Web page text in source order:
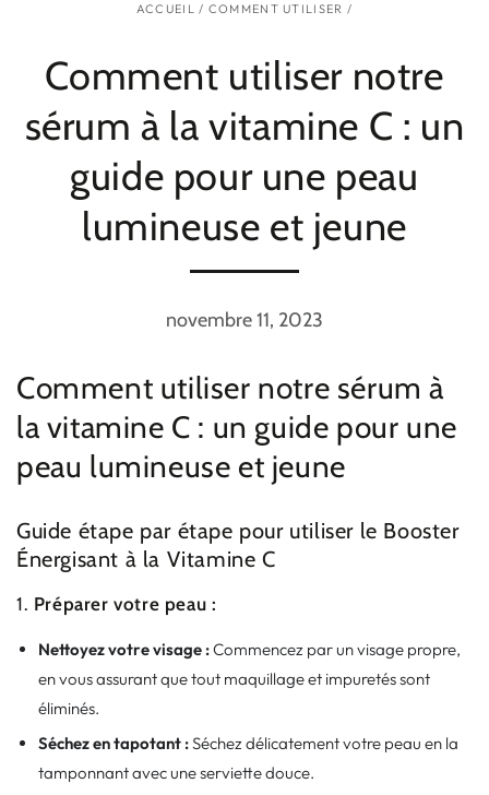
ACCUEIL / COMMENT UTILISER /
Comment utiliser notre
sérum à la vitamine C : un
guide pour une peau
lumineuse et jeune
novembre 11, 2023
Comment utiliser notre sérum à
la vitamine C : un guide pour une
peau lumineuse et jeune
Guide étape par étape pour utiliser le Booster
Énergisant à la Vitamine C
1. Préparer votre peau :
Nettoyez votre visage :Commencez par un visage propre,
en vous assurant que tout maquillage et impuretés sont
éliminés.
Séchez en tapotant :Séchez délicatement votre peau en la
tamponnant avec une serviette douce.